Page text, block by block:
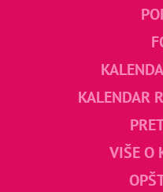
KALENDAR
VIŠE O